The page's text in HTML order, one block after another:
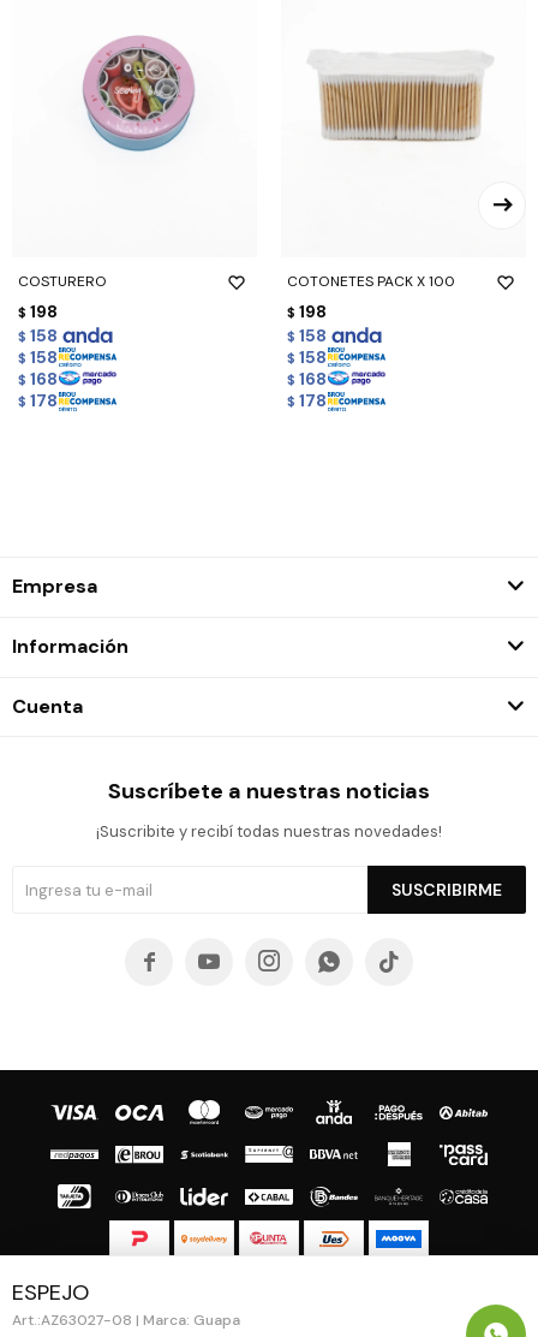
ESPEJO
AZ63027-08 | Marca: Guapa
COSTURERO
$ 198
$ 158
$ 158
$ 168
$ 178
COTONETES PACK X 100
$ 198
$ 158
$ 158
$ 168
$ 178
Empresa
Información
Cuenta
Suscríbete a nuestras noticias
¡Suscribite y recibí todas nuestras novedades!
SUSCRIBIRME
    
© Copyright 2026 / Guapa - Paprika